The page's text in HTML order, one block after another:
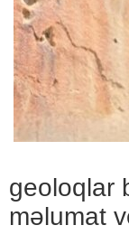
geoloqlar
məlumat